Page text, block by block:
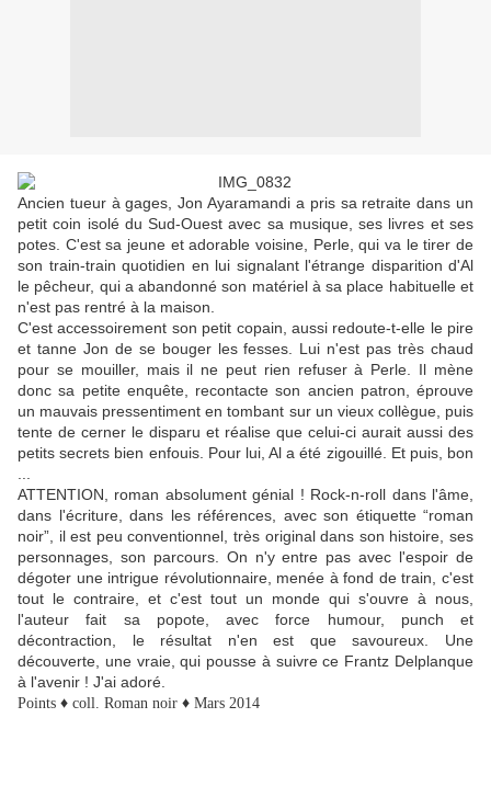
Ancien tueur à gages, Jon Ayaramandi a pris sa retraite dans un
petit coin isolé du Sud-Ouest avec sa musique, ses livres et ses
potes. C'est sa jeune et adorable voisine, Perle, qui va le tirer de
son train-train quotidien en lui signalant l'étrange disparition d'Al
le pêcheur, qui a abandonné son matériel à sa place habituelle et
n'est pas rentré à la maison.
C'est accessoirement son petit copain, aussi redoute-t-elle le pire
et tanne Jon de se bouger les fesses. Lui n'est pas très chaud
pour se mouiller, mais il ne peut rien refuser à Perle. Il mène
donc sa petite enquête, recontacte son ancien patron, éprouve
un mauvais pressentiment en tombant sur un vieux collègue, puis
tente de cerner le disparu et réalise que celui-ci aurait aussi des
petits secrets bien enfouis. Pour lui, Al a été zigouillé. Et puis, bon
ATTENTION, roman absolumentgénial ! Rock-n-roll dans l'âme,
dans l'écriture, dans les références, avec son étiquette “roman
noir”, il est peu conventionnel, très original dans son histoire, ses
personnages, son parcours. On n'y entre pas avec l'espoir de
dégoter une intrigue révolutionnaire, menée à fond de train, c'est
tout le contraire, et c'est tout un monde qui s'ouvre à nous,
l'auteur fait sa popote, avec force humour, punch et
décontraction, le résultat n'en est que savoureux. Une
découverte, une vraie, qui pousse à suivre ce Frantz Delplanque
à l'avenir ! J'ai adoré.
Points ♦ coll. Roman noir ♦ Mars 2014